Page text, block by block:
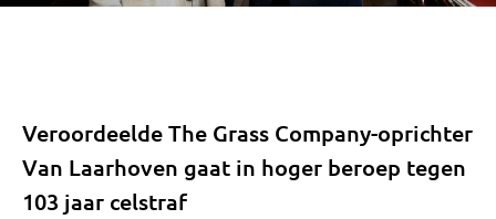
Veroordeelde The Grass Company-oprichter
Van Laarhoven gaat in hoger beroep tegen
103 jaar celstraf